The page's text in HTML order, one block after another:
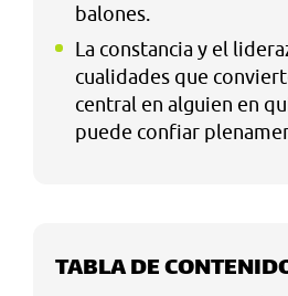
balones.
La constancia y el
cualidades que
central en alguien en
puede confiar
TABLA DE